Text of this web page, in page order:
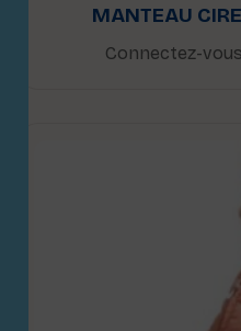
MANTEAU
Connectez-